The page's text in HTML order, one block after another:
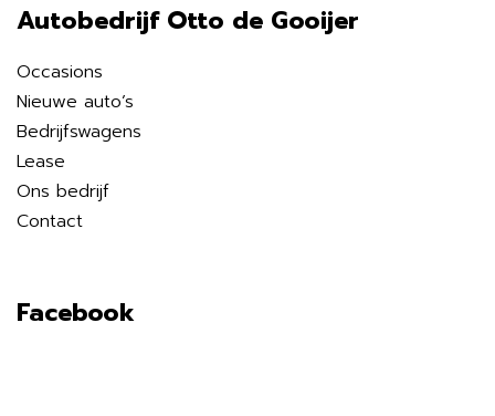
Autobedrijf Otto de Gooijer
Occasions
Nieuwe auto’s
Bedrijfswagens
Lease
Ons bedrijf
Contact
Facebook